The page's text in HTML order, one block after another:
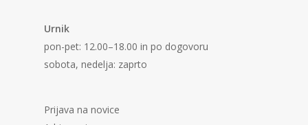
Urnik
pon-pet: 12.00–18.00 in po dogovoru
sobota, nedelja: zaprto
Prijava na novice